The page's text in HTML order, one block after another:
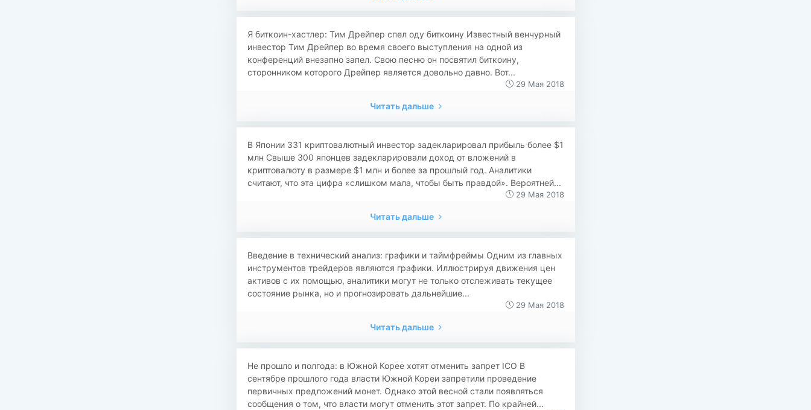
​​Я биткоин-хастлер: Тим Дрейпер спел оду биткоину Известный венчурный
инвестор Тим Дрейпер во время своего выступления на одной из
конференций внезапно запел. Свою песню он посвятил биткоину,
сторонником которого Дрейпер является довольно давно. Вот...
29 Мая 2018
Читать дальше
В Японии 331 криптовалютный инвестор задекларировал прибыль более $1
млн Свыше 300 японцев задекларировали доход от вложений в
криптовалюту в размере $1 млн и более за прошлый год. Аналитики
считают, что эта цифра «слишком мала, чтобы быть правдой». Вероятней...
29 Мая 2018
Читать дальше
Введение в технический анализ: графики и таймфреймы Одним из главных
инструментов трейдеров являются графики. Иллюстрируя движения цен
активов с их помощью, аналитики могут не только отслеживать текущее
состояние рынка, но и прогнозировать дальнейшие...
29 Мая 2018
Читать дальше
Не прошло и полгода: в Южной Корее хотят отменить запрет ICO В
сентябре прошлого года власти Южной Кореи запретили проведение
первичных предложений монет. Однако этой весной стали появляться
сообщения о том, что власти могут отменить этот запрет. По крайней...